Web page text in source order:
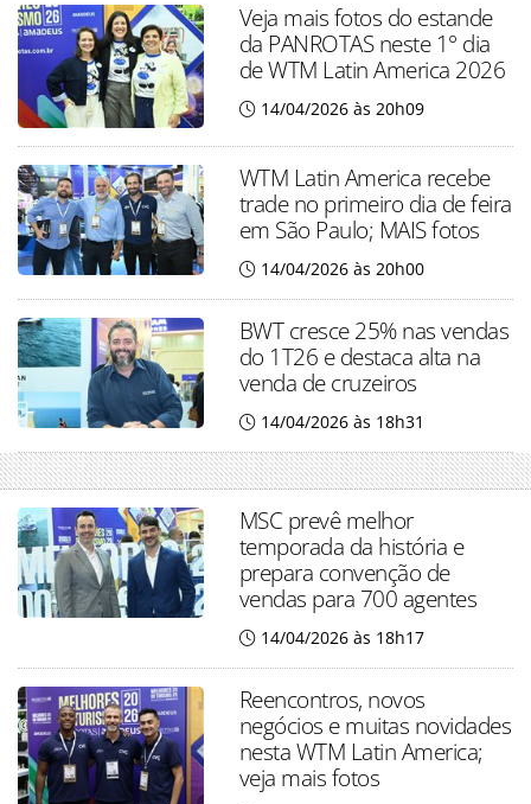
Veja mais fotos do estande
da PANROTAS neste 1° dia
de WTM Latin America 2026
14/04/2026 às 20h09
WTM Latin America recebe
trade no primeiro dia de feira
em São Paulo; MAIS fotos
14/04/2026 às 20h00
BWT cresce 25% nas vendas
do 1T26 e destaca alta na
venda de cruzeiros
14/04/2026 às 18h31
MSC prevê melhor
temporada da história e
prepara convenção de
vendas para 700 agentes
14/04/2026 às 18h17
Reencontros, novos
negócios e muitas novidades
nesta WTM Latin America;
veja mais fotos